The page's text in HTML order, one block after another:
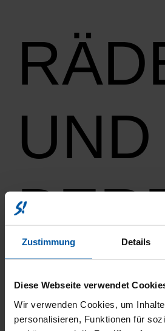
Zustimmung Details
Diese Webseite verwendet
Wir verwenden Cookies, um
personalisieren, Funktionen für
UND
ABS
Elektr. Weg­fahr­sper­re
Iso­fix